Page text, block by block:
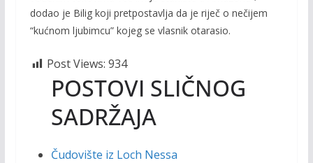
dodao je Bilig koji pretpostavlja da je riječ o nečijem
“kućnom ljubimcu” kojeg se vlasnik otarasio.
Post Views: 934
POSTOVI SLIČNOG
SADRŽAJA
Čudovište iz Loch Nessa